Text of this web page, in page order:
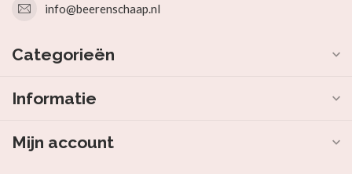
info@beerenschaap.nl
Categorieën
Informatie
Mijn account